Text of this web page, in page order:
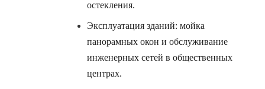
остекления.
Эксплуатация зданий: мойка
панорамных окон и обслуживание
инженерных сетей в общественных
центрах.